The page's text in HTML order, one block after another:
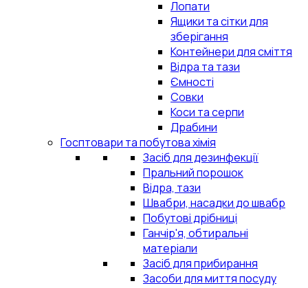
Лопати
Ящики та сітки для
зберігання
Контейнери для сміття
Відра та тази
Ємності
Совки
Коси та серпи
Драбини
Госптовари та побутова хімія
Засіб для дезинфекції
Пральний порошок
Відра, тази
Швабри, насадки до швабр
Побутові дрібниці
Ганчір'я, обтиральні
матеріали
Засіб для прибирання
Засоби для миття посуду